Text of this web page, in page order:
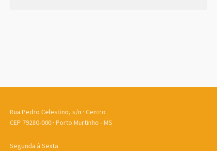
Rua Pedro Celestino, s/n · Centro
CEP 79280-000 · Porto Murtinho - MS
Segunda à Sexta